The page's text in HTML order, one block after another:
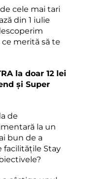
cele mai tari
din 1 iulie
merită să te
la doar 12 lei
și Super
de
la un
bun de a
facilitățile Stay